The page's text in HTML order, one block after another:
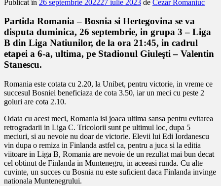
Publicat în 26 septembrie 202227 iulie 2023 de Cezar Romaniuc
Partida Romania – Bosnia si Hertegovina se va
disputa duminica, 26 septembrie, in grupa 3 – Liga
B din Liga Natiunilor, de la ora 21:45, in cadrul
etapei a 6-a, ultima, pe Stadionul Giuleşti – Valentin
Stanescu.
Romania este cotata cu 2.20, la Unibet, pentru victorie, in vreme ce
succesul Bosniei beneficiaza de cota 3.50, iar un meci cu peste 2
goluri are cota 2.10.
Odata cu acest meci, Romania isi joaca ultima sansa pentru evitarea
retrogradarii in Liga C. Tricolorii sunt pe ultimul loc, dupa 5
meciuri, si au nevoie nu doar de victorie. Elevii lui Edi Iordanescu
vin dupa o remiza in Finlanda astfel ca, pentru a juca si la editia
viitoare in Liga B, Romania are nevoie de un rezultat mai bun decat
cel obtinut de Finlanda in Muntenegru, in aceeasi runda. Cu alte
cuvinte, un succes cu Bosnia nu este suficient daca Finlanda invinge
nationala Muntenegrului.